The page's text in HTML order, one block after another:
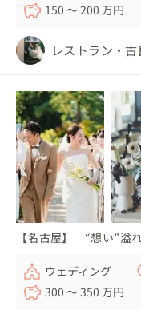
150 〜 200 万円
レストラン・古
【名古屋】 “想い”溢
ウェディング
300 〜 350 万円